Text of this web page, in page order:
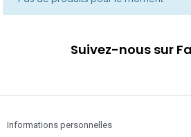
Suivez-nous sur
Informations personnelles